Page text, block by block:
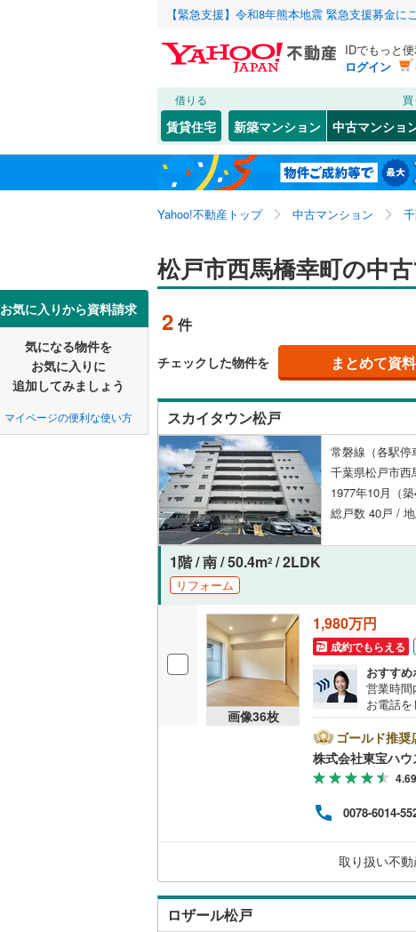
【緊急支援】令和8年熊本地震 緊急支援募金に
IDでもっと
ログイン
借りる
賃貸住宅
買
新築マンション 中古マンショ
Yahoo!不動産トップ 中古マンション
お気に入りから資料請求
気になる物件を
お気に入りに
追加してみましょう
マイページの便利な使い方
松戸市西馬橋幸町の中
2 件
チェックした物件を まとめて資
スカイタウン松戸
常磐線（各駅
千葉県松戸市西
1977年10月（築
総戸数 40戸 /
1階 / 南 / 50.4m2 / 2LDK
リフォーム
画像36枚
1,980万円
成約でもらえる
おすすめ
営業時間
お電話
て暮らし
舗】当店
産 物件
をする」
ンして
内・詳細
付けて
ゴールド推奨
株式会社東宝ハ
4.69
0078-6014-
取り扱い不
ロザール松戸
北海道 北海道
東北 青森
関東 東京
信越・北陸 新潟
近畿 大阪
中国 鳥取
四国 徳島
九州・沖縄 福岡
該当物件
千葉市 中央区(94)
若葉区(31)
かの地域
館山市(1)
習志野市(63
市原市(21)
我孫子市(24
君津市(1)
四街道市 (9)
印西市(35)
山武市(0)
印旛郡酒々
香取郡多古
山武郡芝山
長生郡睦沢
長生郡長柄町
夷隅郡御宿
該当物件
秋山(3)
金ケ作(3)
串崎新田
1)
小金 (1)
小金原(3)
高塚新田(1)
根本( 3)
東平賀(1 )
稔台(5
新松戸南 ( 1
五香 (2)
該当物件
JR 常磐線(0)
内房線(0)
鹿島線(0)
武蔵野線( )
地下鉄 東京メトロ東
千葉都市モノ
京成成田高
京成千原線(0
山万ユーカリ
東葉高速鉄道
該当物件
該当物件
こだわり条件 リフォーム、
リノベーシ
（2）
共用設備
宅配ボック
トランクル
（0）
配置、向き、建
角住戸（ 0）
構造・規模・施
耐震構造（1
大規模（総
（0 ）
立地
最寄りの駅
共用施設
コンシェル
設備
該当物件